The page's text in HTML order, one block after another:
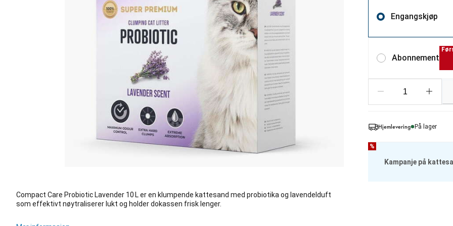
Compact Care Probiotic Lavender 10 L er en klumpende kattesand med probiotika og lavendelduft
som effektivt nøytraliserer lukt og holder dokassen frisk lenger.
Engangskjøp
Abonnement
Hjemlevering På lager
%
Kampanje på